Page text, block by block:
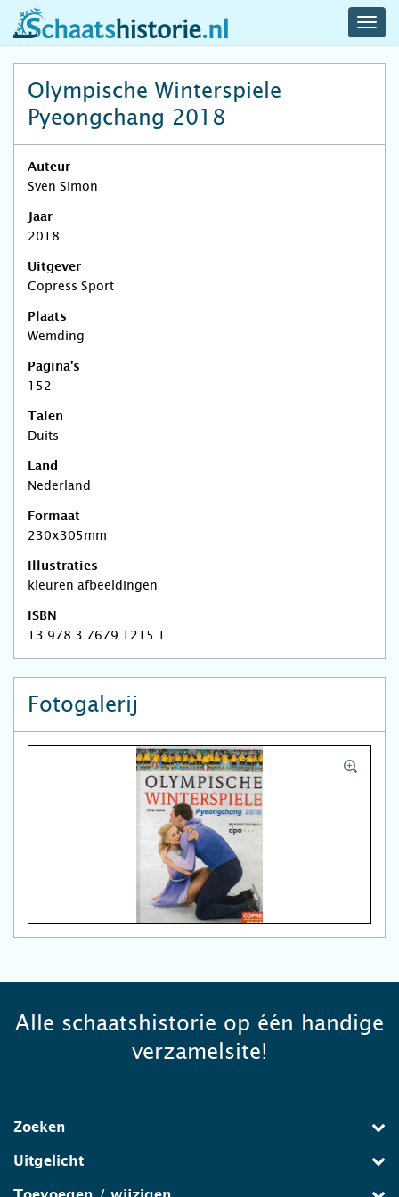
schaatshistorie.nl
Olympische Winterspiele
Pyeongchang 2018
Auteur
Sven Simon
Jaar
2018
Uitgever
Copress Sport
Plaats
Wemding
Pagina's
152
Talen
Duits
Land
Nederland
Formaat
230x305mm
Illustraties
kleuren afbeeldingen
ISBN
13 978 3 7679 1215 1
Fotogalerij
Alle schaatshistorie op één handige
verzamelsite!
Zoeken
Uitgelicht